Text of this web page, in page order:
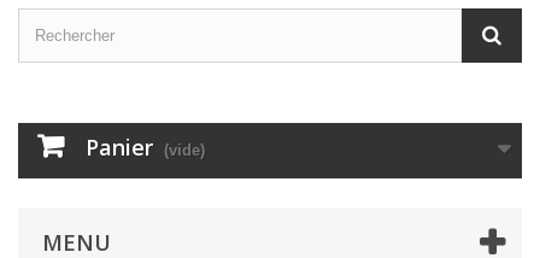
Panier (vide)
MENU